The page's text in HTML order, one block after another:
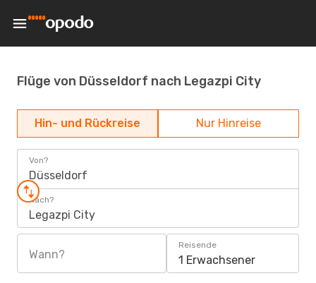
Flüge von Düsseldorf nach Legazpi City
Hin- und Rückreise Nur Hinreise
Von?
Düsseldorf
Nach?
Legazpi City
Wann?
Reisende
1 Erwachsener